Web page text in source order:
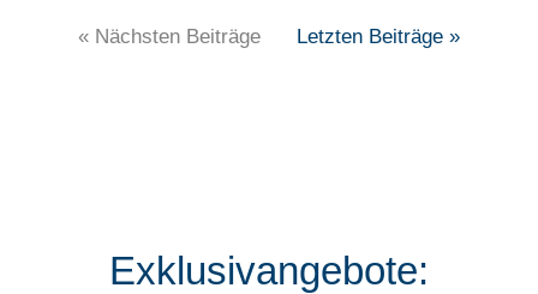
« Nächsten Beiträge Letzten Beiträge »
Exklusivangebote: